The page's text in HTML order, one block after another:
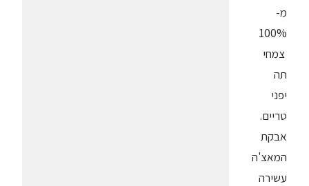
מ-
100%
צמחי
תה
יפני
טריים.
אבקת
המאצ'ה
עשירה